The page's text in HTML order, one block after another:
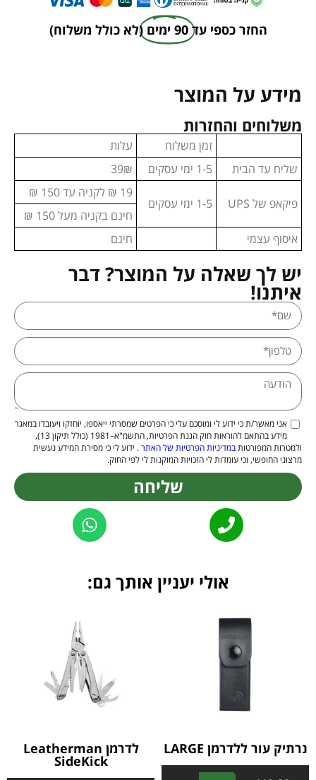
החזר כספי עד 90 ימים (לא כולל משלוח)
מידע על המוצר
משלוחים והחזרות
זמן משלוח
עלות
שליח עד הבית
1-5 ימי עסקים 39₪
פיקאפ של UPS 1-5 ימי עסקים
19 ₪ לקניה עד 150 ₪
חינם בקניה מעל 150 ₪
איסוף עצמי
חינם
יש לך שאלה על המוצר? דבר
איתנו!
אני מאשר/ת כי ידוע לי ומוסכם עלי כי הפרטים שמסרתי ייאספו, יוחזקו ויעובדו במאגר
מידע בהתאם להוראות חוק הגנת הפרטיות, התשמ"א–1981 (כולל תיקון 13),
ולמטרות המפורטותבמדיניות הפרטיות של האתר. ידוע לי כי מסירת המידע נעשית
מרצוני החופשי, וכי עומדות לי הזכויות המוקנות לי לפי החוק.
שליחה
אולי יעניין אותך גם:
נרתיק עור ללדרמן LARGE לדרמן Leatherman
SideKick